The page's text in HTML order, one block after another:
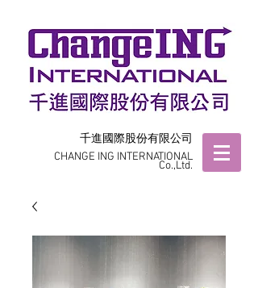
千進國際股份有限公司
CHANGE ING INTERNATIONAL
Co.,Ltd.